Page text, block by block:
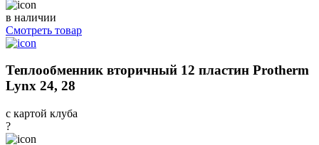
в наличии
Смотреть товар
Теплообменник вторичный 12 пластин Protherm
Lynx 24, 28
с картой клуба
?